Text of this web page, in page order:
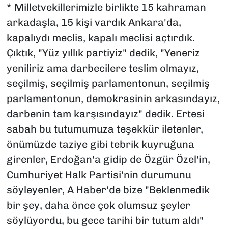
* Milletvekillerimizle birlikte 15 kahraman
arkadaşla, 15 kişi vardık Ankara'da,
kapalıydı meclis, kapalı meclisi açtırdık.
Çıktık, "Yüz yıllık partiyiz" dedik, "Yeneriz
yeniliriz ama darbecilere teslim olmayız,
seçilmiş, seçilmiş parlamentonun, seçilmiş
parlamentonun, demokrasinin arkasındayız,
darbenin tam karşısındayız" dedik. Ertesi
sabah bu tutumumuza teşekkür iletenler,
önümüzde taziye gibi tebrik kuyruğuna
girenler, Erdoğan'a gidip de Özgür Özel'in,
Cumhuriyet Halk Partisi'nin durumunu
söyleyenler, A Haber'de bize "Beklenmedik
bir şey, daha önce çok olumsuz şeyler
söylüyordu, bu gece tarihi bir tutum aldı"